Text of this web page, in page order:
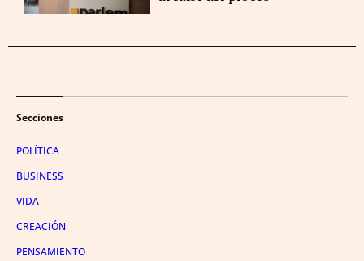
Secciones
POLÍTICA
BUSINESS
VIDA
CREACIÓN
PENSAMIENTO